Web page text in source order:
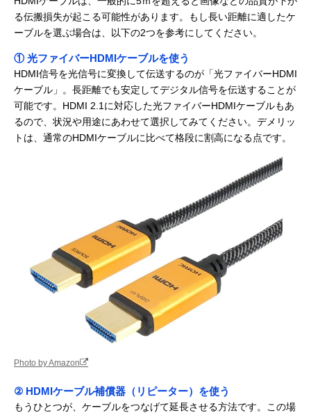
る伝搬損失が起こる可能性があります。もし長い距離に適したケ
ーブルを選ぶ場合は、以下の2つを参考にしてください。
① 光ファイバーHDMIケーブルを使う
HDMI信号を光信号に変換して伝送するのが「光ファイバーHDMI
ケーブル」。長距離でも安定してデジタル信号を伝送することが
可能です。HDMI 2.1に対応した光ファイバーHDMIケーブルもあ
るので、状況や用途にあわせて選択してみてください。デメリッ
トは、通常のHDMIケーブルに比べて格段に割高になる点です。
Photo by Amazon
② HDMIケーブル補償器（リピーター）を使う
もうひとつが、ケーブルをつなげて延長させる方法です。この場